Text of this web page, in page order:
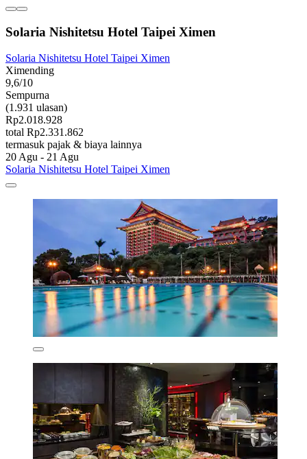
Solaria Nishitetsu Hotel Taipei Ximen
Solaria Nishitetsu Hotel Taipei Ximen
Ximending
9,6/10
Sempurna
(1.931 ulasan)
Rp2.018.928
total Rp2.331.862
termasuk pajak & biaya lainnya
20 Agu - 21 Agu
Solaria Nishitetsu Hotel Taipei Ximen